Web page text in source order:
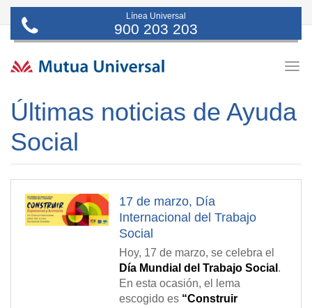
Línea Universal
900 203 203
Últimas noticias de Ayuda
Social
17 de marzo, Día
Internacional del Trabajo
Social
Hoy, 17 de marzo, se celebra el
Día Mundial del Trabajo Social .
En esta ocasión, el lema
escogido es “Construir